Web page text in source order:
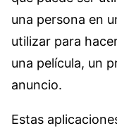
una persona en
utilizar para
una película, un
anuncio.
Estas